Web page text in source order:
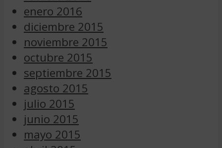
enero 2016
diciembre 2015
noviembre 2015
octubre 2015
septiembre 2015
agosto 2015
julio 2015
junio 2015
mayo 2015